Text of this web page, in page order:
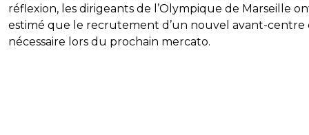
réflexion, les dirigeants de l’Olympique de Marseille
estimé que le recrutement d’un nouvel avant-centre
nécessaire lors du prochain mercato.